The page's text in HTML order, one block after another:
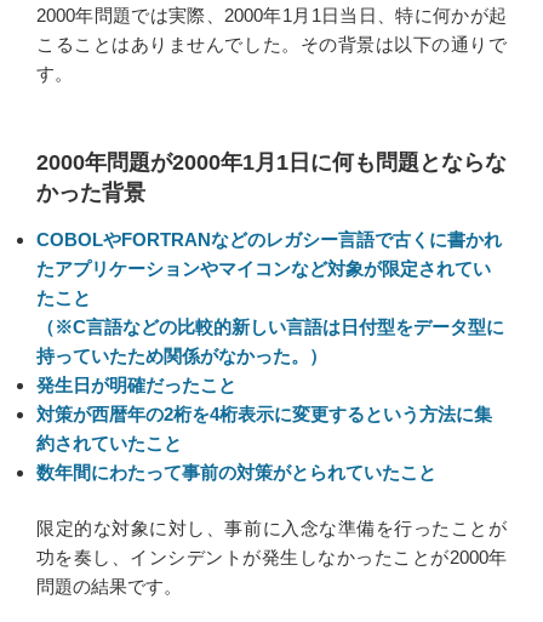
2000年問題では実際、2000年1月1日当日、特に何かが起
こることはありませんでした。その背景は以下の通りで
す。
2000年問題が2000年1月1日に何も問題とならな
かった背景
COBOLやFORTRANなどのレガシー言語で古くに書かれ
たアプリケーションやマイコンなど対象が限定されてい
たこと
（※C言語などの比較的新しい言語は日付型をデータ型に
持っていたため関係がなかった。）
発生日が明確だったこと
対策が西暦年の2桁を4桁表示に変更するという方法に集
約されていたこと
数年間にわたって事前の対策がとられていたこと
限定的な対象に対し、事前に入念な準備を行ったことが
功を奏し、インシデントが発生しなかったことが2000年
問題の結果です。